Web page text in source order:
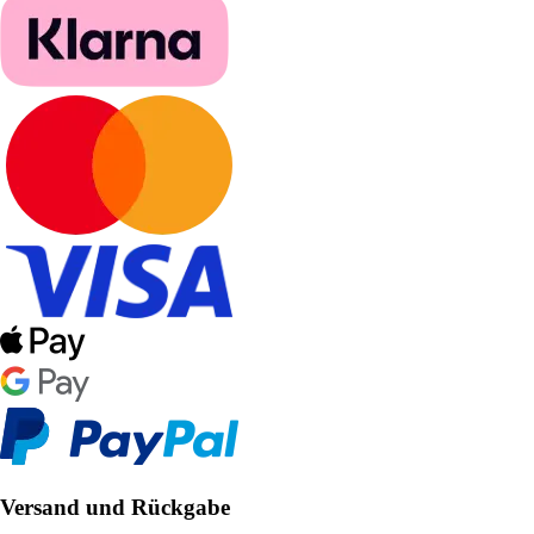
Versand und Rückgabe